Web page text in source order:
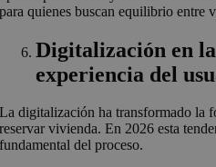
para quienes buscan equilibrio entre
Digitalización en
experiencia del
La digitalización ha transformado la
reservar vivienda. En 2026 esta
fundamental del proceso.